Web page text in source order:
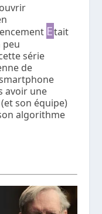
Etait
peu
série
de
avoir une
son équipe)
algorithme